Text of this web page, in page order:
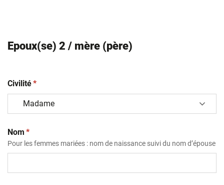
Epoux(se) 2 / mère (père)
Civilité(obligatoire)
*
Nom (obligatoire)
*
Pour les femmes mariées : nom de naissance suivi du nom d’épouse